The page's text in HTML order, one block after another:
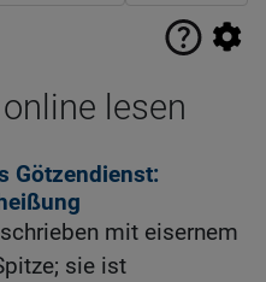
lesen
Götzendienst:
mit eisernem
sie ist